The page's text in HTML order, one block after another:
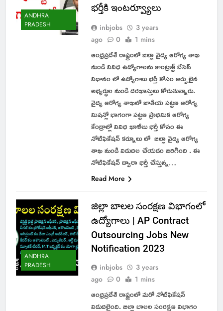
ANDHRA
PRADESH
భర్తీకి ఇంటర్వ్యూలు
inbjobs
3 years
ago
0 1 mins
ఆంధ్రప్రదేశ్ రాష్ట్రంలో జిల్లా వైద్య ఆరోగ్య శాఖ
నుండి వివిధ ఉద్యోగాలను కాంట్రాక్ట్ బేసిస్
విధానం లో ఉద్యోగాలు భర్తీ కోసం అర్హులైన
అభ్యర్ధుల నుండి దరఖాస్తులు కోరుతున్నారు.
వైద్య ఆరోగ్య శాఖలో జాతీయ పట్టణ ఆరోగ్య
మిషన్లో భాగంగా పట్టణ ప్రాథమిక ఆరోగ్య
కేంద్రాల్లో వివిధ ఖాళీలు భర్తీ కోసం ఈ
నోటిఫికేషన్ కర్నూలు లో జిల్లా వైద్య ఆరోగ్య
శాఖ నుండి విడుదల చేయడం జరిగింది . ఈ
నోటిఫికేషన్ ద్వారా భర్తీ చేస్తున్న…
Read More
ANDHRA
PRADESH
జిల్లా బాలల సంరక్షణ విభాగంలో
ఉద్యోగాలు | AP Contract
Outsourcing Jobs New
Notification 2023
inbjobs
3 years
ago
0 1 mins
ఆంధ్రప్రదేశ్ రాష్ట్రంలో మరో నోటిఫికేషన్
విడుదలైంది. జిల్లా బాలల సంరక్షణ విభాగం